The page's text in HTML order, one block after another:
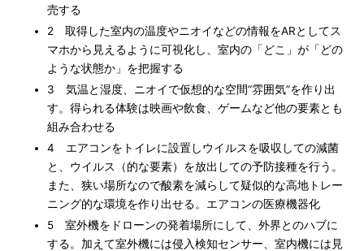
売する
2 取得した室内の温度やニオイなどの情報をARとしてス
マホから見えるように可視化し、室内の「どこ」が「どの
ような状態か」を把握する
3 気温と湿度、ニオイで仮想的な空間“雰囲気”を作り出
す。得られる体験は映画や飲食、ゲームなど他の要素とも
組み合わせる
4 エアコンをトイレに設置しウイルスを吸収しての減菌
と、ウイルス（的な要素）を放出しての予防接種を行う。
また、狭い場所なので酸素を減らして疑似的な高地トレー
ニング的な環境を作り出せる。エアコンの医療機器化
5 室外機をドローンの発着場所にして、外界とのハブに
する。加えて室外機には侵入検知センサー、室内機には見